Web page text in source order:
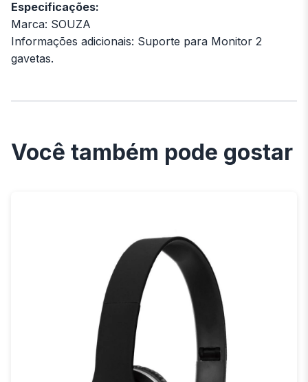
Especificações:
Marca: SOUZA
Informações adicionais: Suporte para Monitor 2
gavetas.
Você também pode gostar